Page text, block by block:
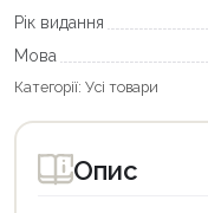
Рік видання
Мова
Категорії: Усі товари
Опис